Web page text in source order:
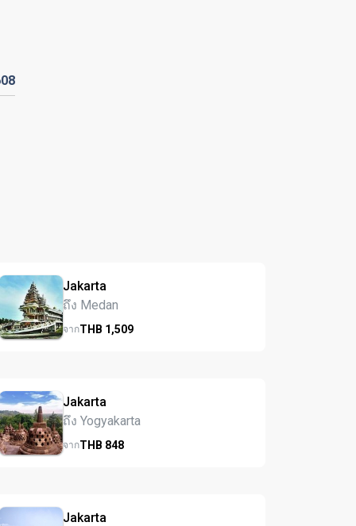
Jakarta
ถึง Medan
จากTHB 1,509
Jakarta
ถึง Yogyakarta
จากTHB 848
Jakarta